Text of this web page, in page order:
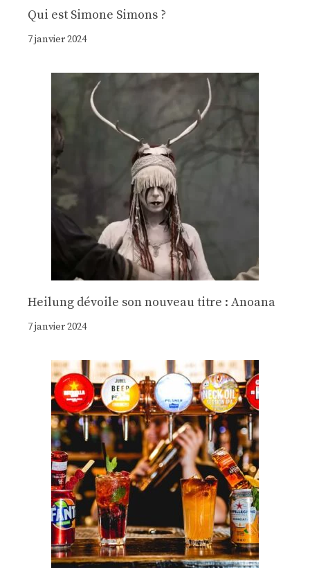
Qui est Simone Simons ?
7 janvier 2024
Heilung dévoile son nouveau titre : Anoana
7 janvier 2024